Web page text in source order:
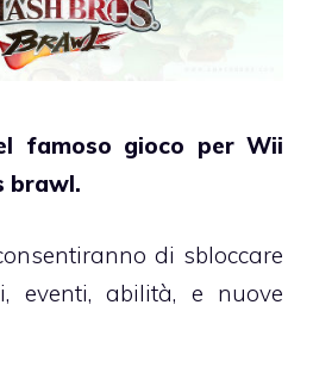
famoso gioco per Wii
brawl.
di sbloccare
eventi, abilità, e nuove